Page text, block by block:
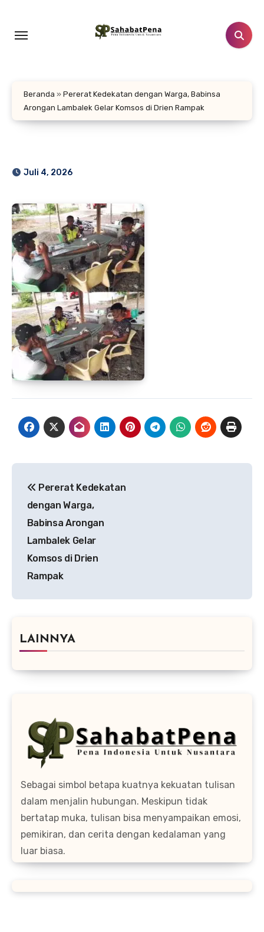
konten
Beranda » Pererat Kedekatan dengan Warga, Babinsa
Arongan Lambalek Gelar Komsos di Drien Rampak
Juli 4, 2026
pos
Pererat Kedekatan
dengan Warga,
Babinsa Arongan
Lambalek Gelar
Komsos di Drien
Rampak
LAINNYA
Sebagai simbol betapa kuatnya kekuatan tulisan
dalam menjalin hubungan. Meskipun tidak
bertatap muka, tulisan bisa menyampaikan emosi,
pemikiran, dan cerita dengan kedalaman yang
luar biasa.